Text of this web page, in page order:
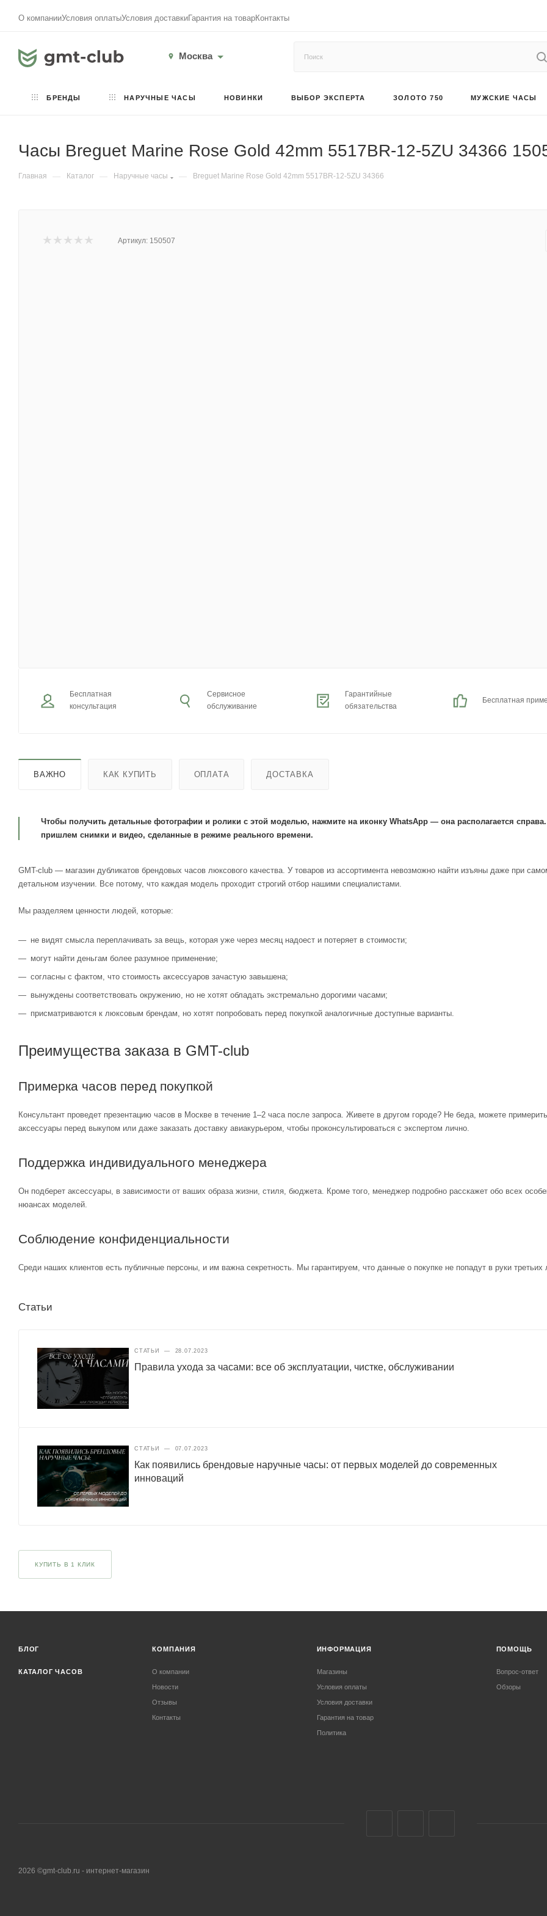
О компанииУсловия оплатыУсловия доставкиГарантия на товарКонтакты
Москва
БРЕНДЫ НАРУЧНЫЕ ЧАСЫ НОВИНКИ ВЫБОР ЭКСПЕРТА ЗОЛОТО 750 МУЖСКИЕ ЧАСЫ
Часы Breguet Marine Rose Gold 42mm 5517BR-12-5ZU 34366
Главная — Каталог — Наручные часы — Breguet Marine Rose Gold 42mm 5517BR-12-5ZU 34366
Артикул: 150507
Бесплатная
консультация
Сервисное
обслуживание
Гарантийные
обязательства
Бесплатная
ВАЖНО КАК КУПИТЬ ОПЛАТА ДОСТАВКА
Чтобы получить детальные фотографии и ролики с этой моделью, нажмите на иконку WhatsApp — она располагается
пришлем снимки и видео, сделанные в режиме реального времени.
GMT-club — магазин дубликатов брендовых часов люксового качества. У товаров из ассортимента невозможно найти изъяны даже при
детальном изучении. Все потому, что каждая модель проходит строгий отбор нашими специалистами.
Мы разделяем ценности людей, которые:
не видят смысла переплачивать за вещь, которая уже через месяц надоест и потеряет в стоимости;
могут найти деньгам более разумное применение;
согласны с фактом, что стоимость аксессуаров зачастую завышена;
вынуждены соответствовать окружению, но не хотят обладать экстремально дорогими часами;
присматриваются к люксовым брендам, но хотят попробовать перед покупкой аналогичные доступные варианты.
Преимущества заказа в GMT-club
Примерка часов перед покупкой
Консультант проведет презентацию часов в Москве в течение 1–2 часа после запроса. Живете в другом городе? Не беда, можете примерить
аксессуары перед выкупом или даже заказать доставку авиакурьером, чтобы проконсультироваться с экспертом лично.
Поддержка индивидуального менеджера
Он подберет аксессуары, в зависимости от ваших образа жизни, стиля, бюджета. Кроме того, менеджер подробно расскажет обо всех
нюансах моделей.
Соблюдение конфиденциальности
Среди наших клиентов есть публичные персоны, и им важна секретность. Мы гарантируем, что данные о покупке не попадут в руки третьих
Статьи
СТАТЬИ — 28.07.2023
Правила ухода за часами: все об эксплуатации, чистке, обслуживании
СТАТЬИ — 07.07.2023
Как появились брендовые наручные часы: от первых моделей до современных
инноваций
КУПИТЬ В 1 КЛИК
БЛОГ
КАТАЛОГ ЧАСОВ
КОМПАНИЯ
О компании
Новости
Отзывы
Контакты
ИНФОРМАЦИЯ
Магазины
Условия оплаты
Условия доставки
Гарантия на товар
Политика
ПОМОЩЬ
Вопрос-ответ
Обзоры
2026 ©gmt-club.ru - интернет-магазин